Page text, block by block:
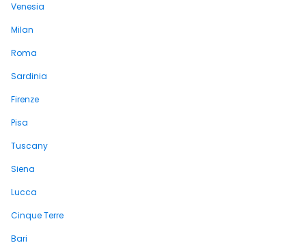
Venesia
Milan
Roma
Sardinia
Firenze
Pisa
Tuscany
Siena
Lucca
Cinque Terre
Bari